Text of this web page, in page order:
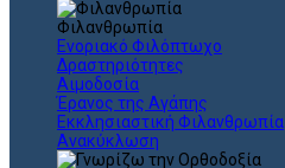
Φιλανθρωπία
Ενοριακό Φιλόπτωχο
Δραστηριότητες
Αιμοδοσία
Έρανος της Αγάπης
Εκκλησιαστική Φιλανθρωπία
Ανακύκλωση